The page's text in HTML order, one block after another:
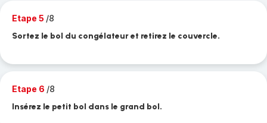
Etape 5 /8
Sortez le bol du congélateur et retirez le couvercle.
Etape 6 /8
Insérez le petit bol dans le grand bol.